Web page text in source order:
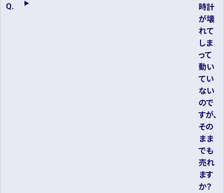
時計
が壊
れて
しま
って
動い
てい
ない
ので
すが、
その
まま
でも
売れ
ます
か？